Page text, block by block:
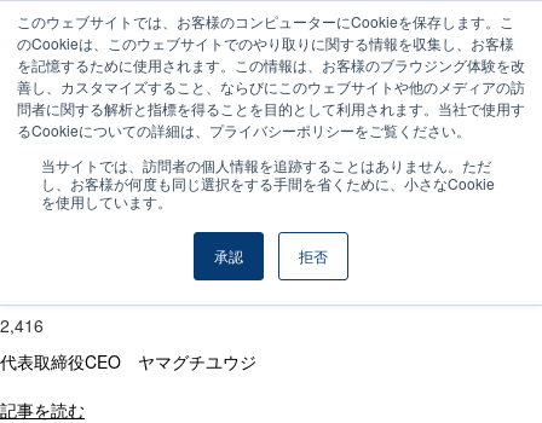
このウェブサイトでは、お客様のコンピューターにCookieを保存します。こ
のCookieは、このウェブサイトでのやり取りに関する情報を収集し、お客様
を記憶するために使用されます。この情報は、お客様のブラウジング体験を改
善し、カスタマイズすること、ならびにこのウェブサイトや他のメディアの訪
問者に関する解析と指標を得ることを目的として利用されます。当社で使用す
るCookieについての詳細は、プライバシーポリシーをご覧ください。
当サイトでは、訪問者の個人情報を追跡することはありません。ただ
し、お客様が何度も同じ選択をする手間を省くために、小さなCookie
を使用しています。
承認 拒否
Facebook・Instagram広告
Facebook・Instagram広告
META広告のセーフゾーン
2,416
代表取締役CEO ヤマグチユウジ
記事を読む